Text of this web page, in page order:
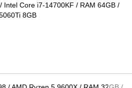
Intel Core i7-14700KF / RAM 64GB /
8GB